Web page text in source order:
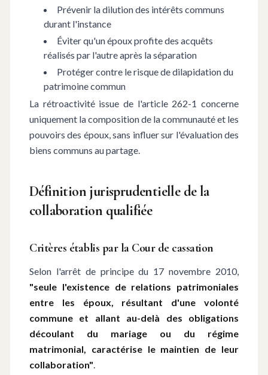
Prévenir la dilution des intérêts communs
durant l'instance
Éviter qu'un époux profite des acquêts
réalisés par l'autre après la séparation
Protéger contre le risque de dilapidation du
patrimoine commun
La rétroactivité issue de l'article 262-1 concerne
uniquement la composition de la communauté et les
pouvoirs des époux, sans influer sur l'évaluation des
biens communs au partage.
Définition jurisprudentielle de la
collaboration qualifiée
Critères établis par la Cour de cassation
Selon l'arrêt de principe du 17 novembre 2010,
"seule l'existence de relations patrimoniales
entre les époux, résultant d'une volonté
commune et allant au-delà des obligations
découlant du mariage ou du régime
matrimonial, caractérise le maintien de leur
collaboration".